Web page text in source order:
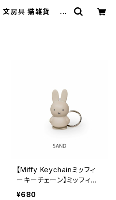
【Miffy Keychainミッフィ
ーキーチェーン】ミッフィー
のキーホルダー from Belg
¥680